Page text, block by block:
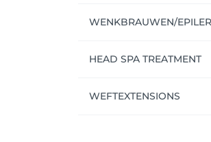
WENKBRAUWEN/
HEAD SPA TREATMENT
WEFTEXTENSIONS